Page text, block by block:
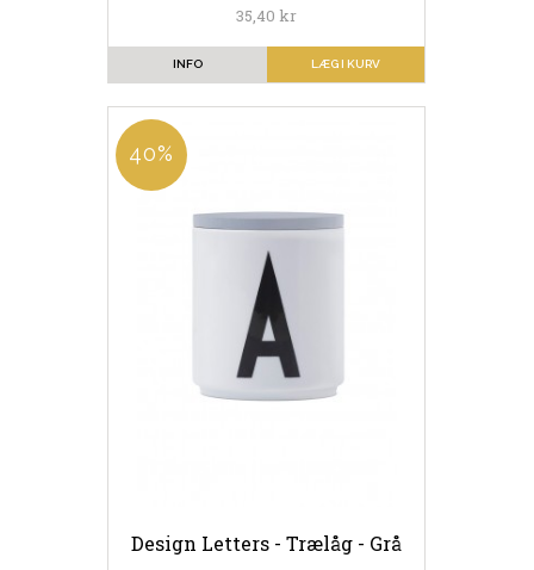
35,40 kr
LÆG I KURV
INFO
40%
Design Letters - Trælåg - Grå